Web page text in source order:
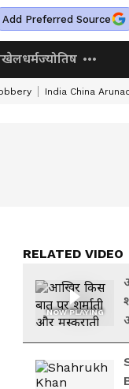
Add Preferred Source
खेलधर्मज्योतिष
India China
RELATED VIDEO
NOW PLAYING